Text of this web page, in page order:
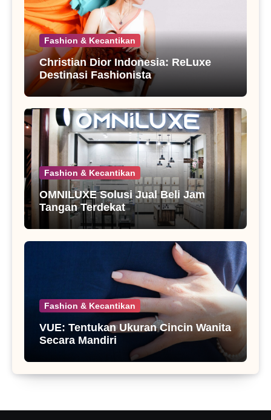
Fashion & Kecantikan
Christian Dior Indonesia: ReLuxe
Destinasi Fashionista
Fashion & Kecantikan
OMNILUXE Solusi Jual Beli Jam
Tangan Terdekat
Fashion & Kecantikan
VUE: Tentukan Ukuran Cincin Wanita
Secara Mandiri